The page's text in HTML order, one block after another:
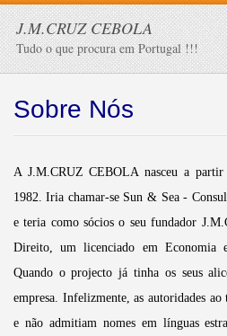
J.M.CRUZ CEBOLA
Tudo o que procura em Portugal !!!
Sobre Nós
A J.M.CRUZ CEBOLA nasceu a
1982. Iria chamar-se Sun & Sea -
e teria como sócios o seu fundador
Direito, um licenciado em Economia
Quando o projecto já tinha os seus
empresa. Infelizmente, as autoridades ao
e não admitiam nomes em línguas